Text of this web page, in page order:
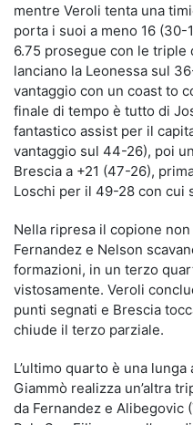
mentre Veroli tenta una
porta i suoi a meno 16 (30-
6.75 prosegue con le triple
lanciano la Leonessa sul
vantaggio con un coast to
finale di tempo è tutto di
fantastico assist per il
vantaggio sul 44-26), poi
Brescia a +21 (47-26),
Loschi per il 49-28 con cui
Nella ripresa il copione
Fernandez e Nelson
formazioni, in un terzo
vistosamente. Veroli
punti segnati e Brescia
chiude il terzo parziale.
L’ultimo quarto è una
Giammò realizza un’altra
da Fernandez e Alibegovic